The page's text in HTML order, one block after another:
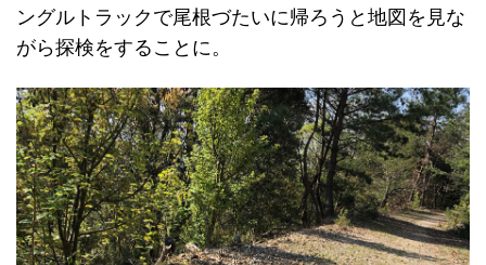
ングルトラックで尾根づたいに帰ろうと地図を見な
がら探検をすることに。